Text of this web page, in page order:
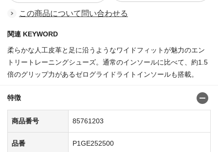
この商品について問い合わせる
関連 KEYWORD
柔らかな人工皮革と足に沿うようなワイドフィットが魅力のエン
トリートレーニングシューズ。通常のインソールに比べて、約1.5
倍のグリップ力があるゼログライドライトインソールも搭載。
特徴
商品番号 85761203
品番 P1GE252500